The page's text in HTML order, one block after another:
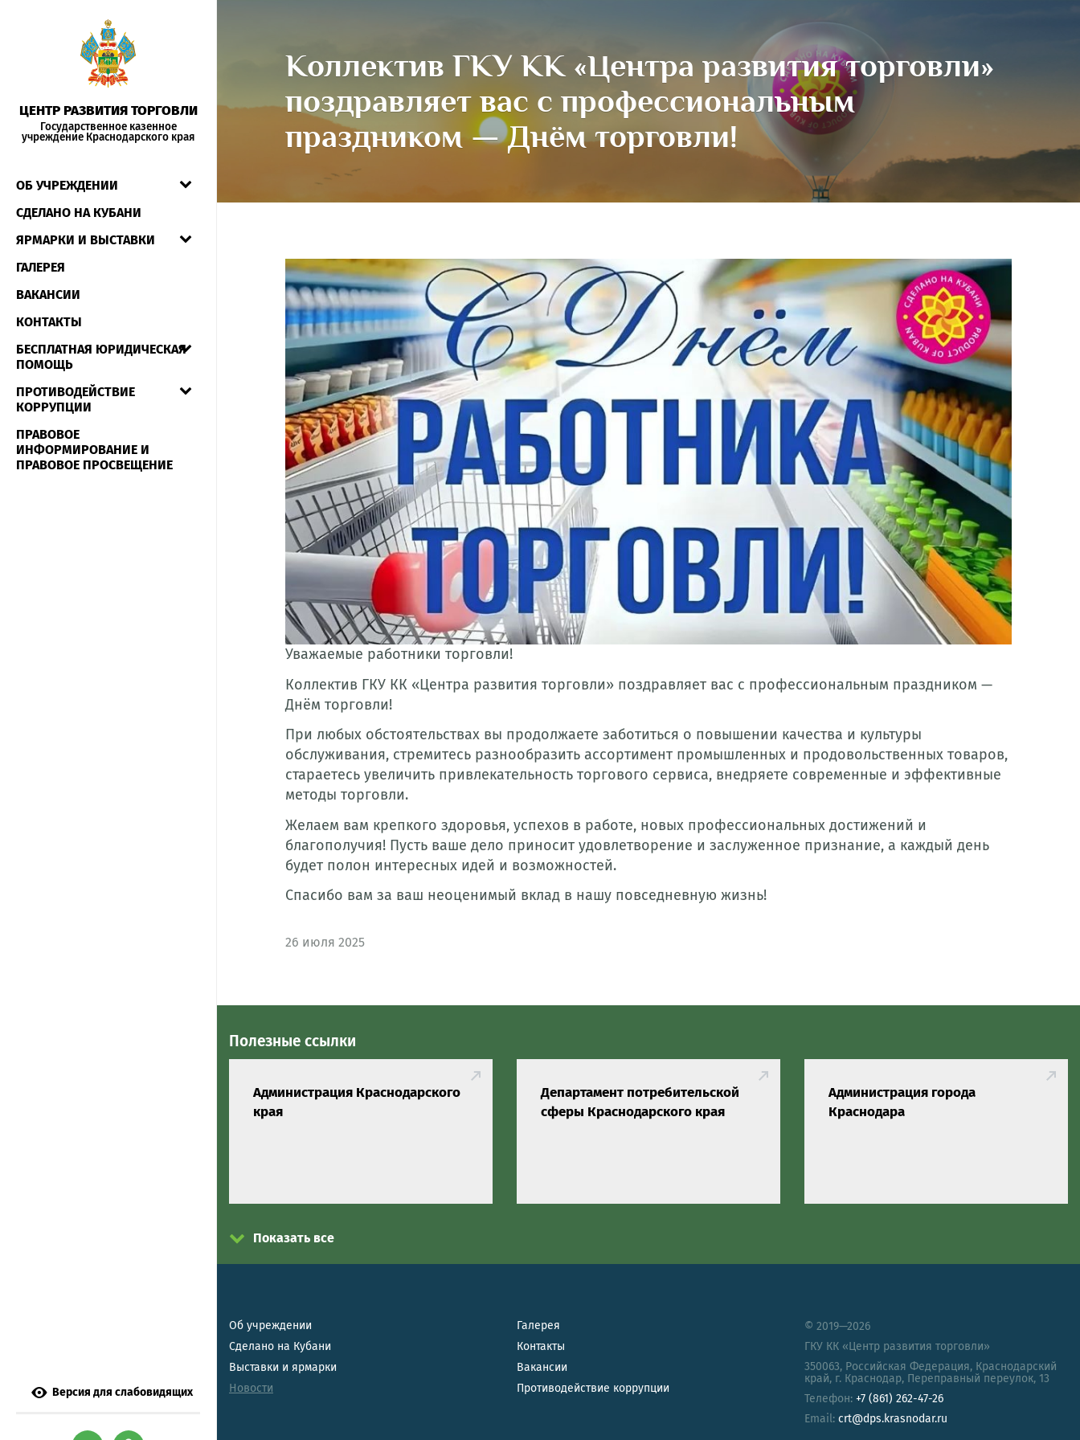
ЦЕНТР РАЗВИТИЯ ТОРГОВЛИ
Государственное казенное
учреждение Краснодарского края
ОБ УЧРЕЖДЕНИИ
СДЕЛАНО НА КУБАНИ
ЯРМАРКИ И ВЫСТАВКИ
ГАЛЕРЕЯ
ВАКАНСИИ
КОНТАКТЫ
БЕСПЛАТНАЯ ЮРИДИЧЕСКАЯ
ПОМОЩЬ
ПРОТИВОДЕЙСТВИЕ
КОРРУПЦИИ
ПРАВОВОЕ
ИНФОРМИРОВАНИЕ И
ПРАВОВОЕ ПРОСВЕЩЕНИЕ
Версия для слабовидящих
Коллектив ГКУ КК «Центра развития торговли»
поздравляет вас с профессиональным
праздником — Днём торговли!
Уважаемые работники торговли!
Коллектив ГКУ КК «Центра развития торговли» поздравляет вас с профессиональным праздником —
Днём торговли!
При любых обстоятельствах вы продолжаете заботиться о повышении качества и культуры
обслуживания, стремитесь разнообразить ассортимент промышленных и продовольственных товаров,
стараетесь увеличить привлекательность торгового сервиса, внедряете современные и эффективные
методы торговли.
Желаем вам крепкого здоровья, успехов в работе, новых профессиональных достижений и
благополучия! Пусть ваше дело приносит удовлетворение и заслуженное признание, а каждый день
будет полон интересных идей и возможностей.
Спасибо вам за ваш неоценимый вклад в нашу повседневную жизнь!
26 июля 2025
Полезные ссылки
Администрация Краснодарского
края
Департамент потребительской
сферы Краснодарского края
Администрация города
Краснодара
Показать все
Об учреждении
Сделано на Кубани
Выставки и ярмарки
Новости
Галерея
Контакты
Вакансии
Противодействие коррупции
© 2019—2026
ГКУ КК «Центр развития торговли»
350063, Российская Федерация, Краснодарский
край, г. Краснодар, Переправный переулок, 13
Телефон: +7 (861) 262-47-26
Email: crt@dps.krasnodar.ru